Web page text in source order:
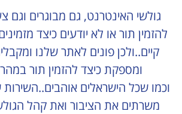
גולשי האינטרנט, גם מבוגרים וגם
להזמין תור או לא יודעים כיצד
קיים..ולכן פונים לאתר שלנו
ומספקת כיצד להזמין תור
וכמו שכל הישראלים אוהבים..השירות
משרתים את הציבור ואת קהל